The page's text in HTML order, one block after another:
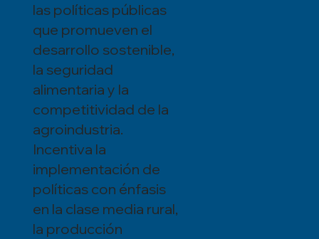
las políticas públicas
que promueven el
desarrollo sostenible,
la seguridad
alimentaria y la
competitividad de la
agroindustria.
Incentiva la
implementación de
políticas con énfasis
en la clase media rural,
la producción